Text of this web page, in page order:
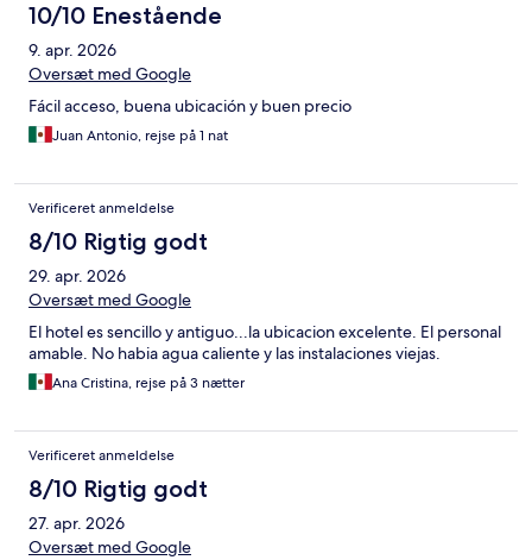
10/10 Enestående
9. apr. 2026
Oversæt med Google
Fácil acceso, buena ubicación y buen precio
Juan Antonio, rejse på 1 nat
Verificeret anmeldelse
8/10 Rigtig godt
29. apr. 2026
Oversæt med Google
El hotel es sencillo y antiguo...la ubicacion excelente. El personal
amable. No habia agua caliente y las instalaciones viejas.
Ana Cristina, rejse på 3 nætter
Verificeret anmeldelse
8/10 Rigtig godt
27. apr. 2026
Oversæt med Google